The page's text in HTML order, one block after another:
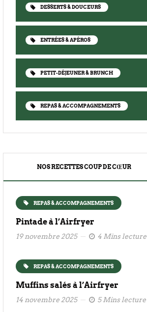
DESSERTS & DOUCEURS
ENTRÉES & APÉROS
PETIT-DÉJEUNER & BRUNCH
REPAS & ACCOMPAGNEMENTS
NOS RECETTES COUP DE CŒUR
REPAS & ACCOMPAGNEMENTS
Pintade à l’Airfryer
19 novembre 2025 4 Mins lecture
REPAS & ACCOMPAGNEMENTS
Muffins salés à l’Airfryer
14 novembre 2025 5 Mins lecture